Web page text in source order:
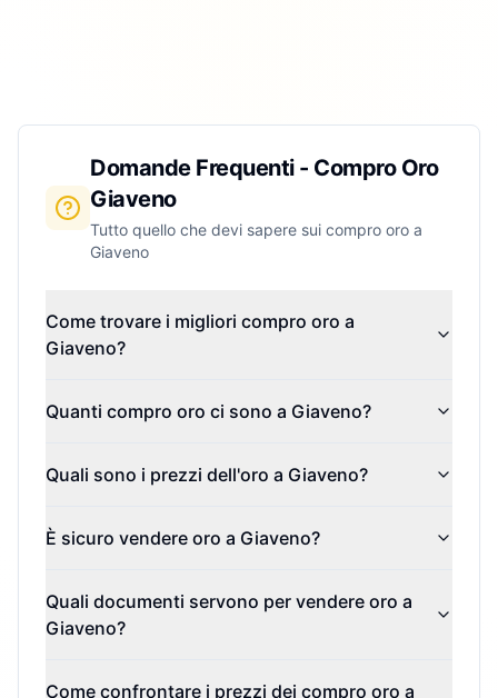
Domande Frequenti - Compro Oro
Giaveno
Tutto quello che devi sapere sui compro oro a
Giaveno
Come trovare i migliori compro oro a
Giaveno?
Quanti compro oro ci sono a Giaveno?
Quali sono i prezzi dell'oro a Giaveno?
È sicuro vendere oro a Giaveno?
Quali documenti servono per vendere oro a
Giaveno?
Come confrontare i prezzi dei compro oro a